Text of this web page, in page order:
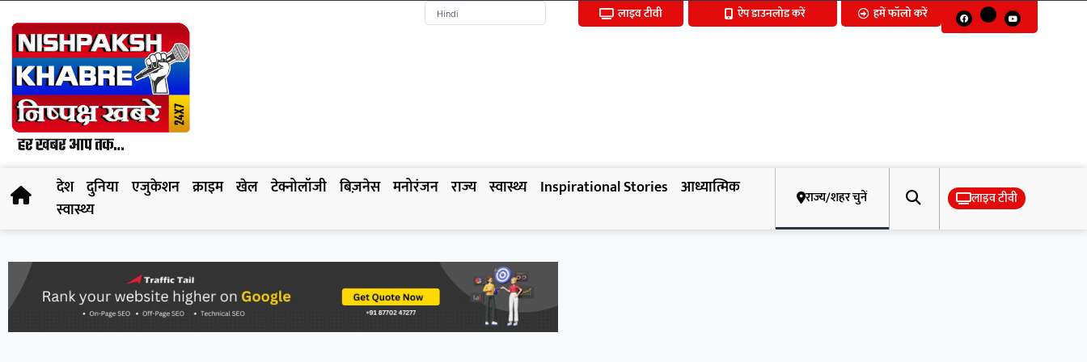
लाइव टीवी ऐप डाउनलोड करें हमें फॉलो करें
देश दुनिया एजुकेशन क्राइम खेल टेक्नोलॉजी बिज़नेस मनोरंजन राज्य स्वास्थ्य Inspirational Stories आध्यात्मिक
स्वास्थ्य
राज्य/शहर चुनें लाइव टीवी